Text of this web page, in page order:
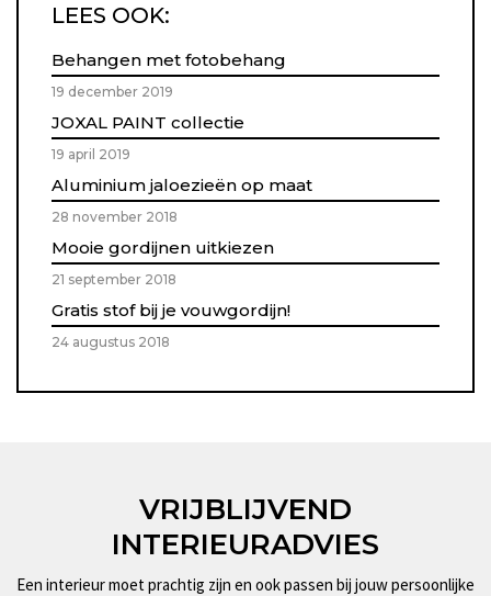
LEES OOK:
Behangen met fotobehang
19 december 2019
JOXAL PAINT collectie
19 april 2019
Aluminium jaloezieën op maat
28 november 2018
Mooie gordijnen uitkiezen
21 september 2018
Gratis stof bij je vouwgordijn!
24 augustus 2018
VRIJBLIJVEND
INTERIEURADVIES
Een interieur moet prachtig zijn en ook passen bij jouw persoonlijke